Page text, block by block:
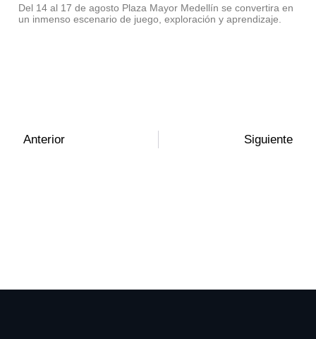
Del 14 al 17 de agosto Plaza Mayor Medellín se convertira en
un inmenso escenario de juego, exploración y aprendizaje.
Anterior Siguiente